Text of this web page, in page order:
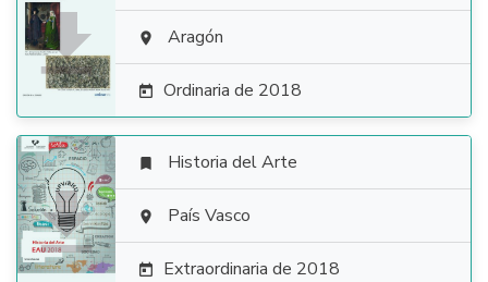
  Aragón
 Ordinaria de 2018

 Historia del Arte
 País Vasco
 Extraordinaria de 2018